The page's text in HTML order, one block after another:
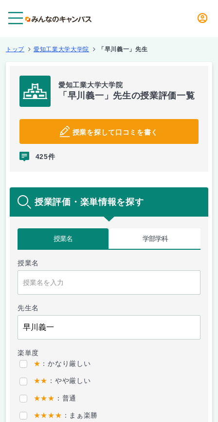
トップ 愛知工業大学大学院 「早川義一」先生
愛知工業大学大学院
「早川義一」先生の授業評価一覧
授業を探して口コミを書く
425件
授業評価・楽単情報を探す
授業名 学部学科
授業名
先生名
楽単度
★ ：かなり厳しい
★★ ：やや厳しい
★★★ ：普通
★★★★ ：まぁ楽勝